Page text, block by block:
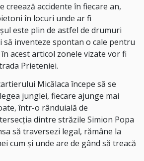
creează accidente în fiecare an,
în locuri unde ar fi
este plin de astfel de drumuri
să inventeze spontan o cale pentru
acest articol zonele vizate vor fi
Prieteniei.
Micălaca începe să se
junglei, fiecare ajunge mai
într-o rânduială de
dintre străzile Simion Popa
să traversezi legal, rămâne la
cum și unde are de gând să treacă